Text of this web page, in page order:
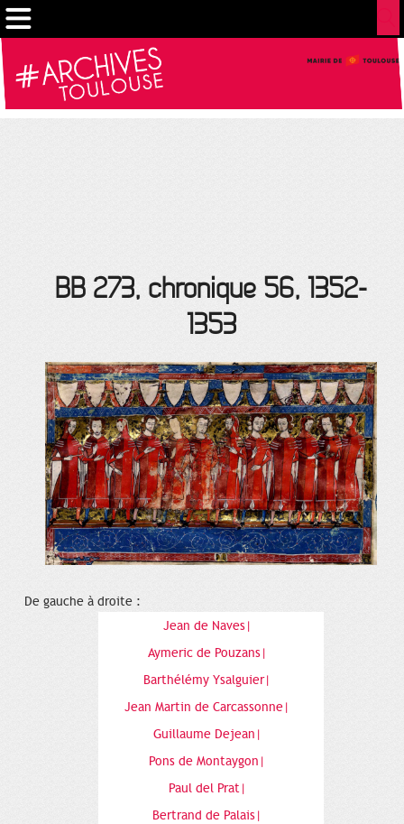
BB 273, chronique 56, 1352-
1353
De gauche à droite :
Jean de Naves|
Aymeric de Pouzans|
Barthélémy Ysalguier|
Jean Martin de Carcassonne|
Guillaume Dejean|
Pons de Montaygon|
Paul del Prat|
Bertrand de Palais|
Gestion de vos préférences sur les cookies